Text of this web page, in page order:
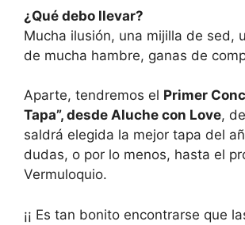
¿Qué debo llevar?
Mucha ilusión, una mijilla de sed,
de mucha hambre, ganas de
Aparte, tendremos el Primer
Tapa”, desde Aluche con Love,
saldrá elegida la mejor tapa del
dudas, o por lo menos, hasta el
Vermuloquio.
¡¡ Es tan bonito encontrarse que